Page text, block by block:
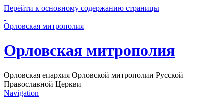
Перейти к основному содержанию страницы
Орловская митрополия
Орловская митрополия
Орловская епархия Орловской митрополии Русской
Православной Церкви
Navigation